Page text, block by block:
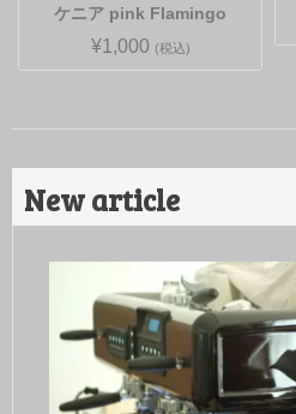
ケニア pink Flamingo
¥1,000 (税込)
New article